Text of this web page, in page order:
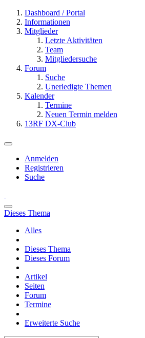
Dashboard / Portal
Informationen
Mitglieder
Letzte Aktivitäten
Team
Mitgliedersuche
Forum
Suche
Unerledigte Themen
Kalender
Termine
Neuen Termin melden
13RF DX-Club
Anmelden
Registrieren
Suche
Dieses Thema
Alles
Dieses Thema
Dieses Forum
Artikel
Seiten
Forum
Termine
Erweiterte Suche